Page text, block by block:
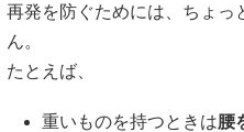
再発を防ぐためには、ちょっ
ん。
たとえば、
重いものを持つときは腰